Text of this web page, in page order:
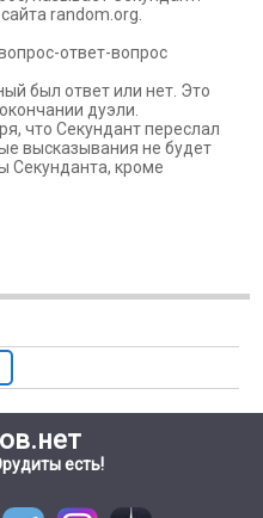
random.org.
ответ-вопрос
был ответ или нет. Это
дуэли.
что Секундант переслал
высказывания не будет
Секунданта, кроме
есть!